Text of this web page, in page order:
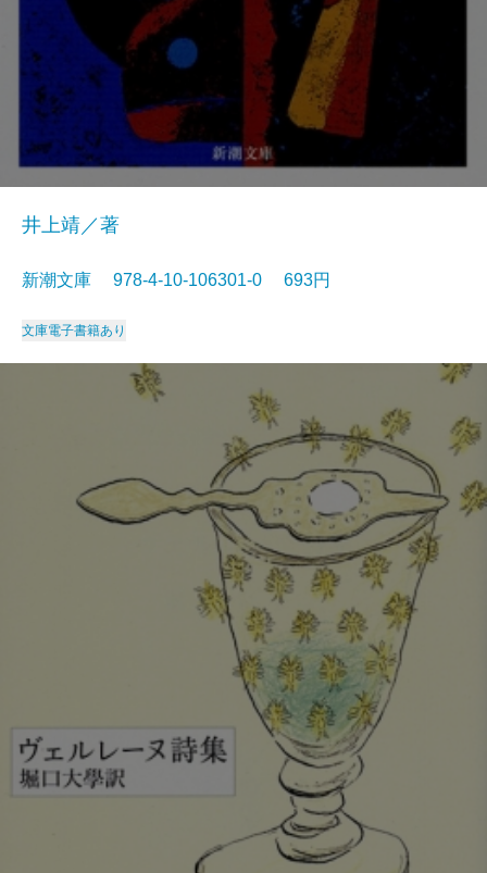
井上靖／著
新潮文庫 978-4-10-106301-0 693円
文庫電子書籍あり